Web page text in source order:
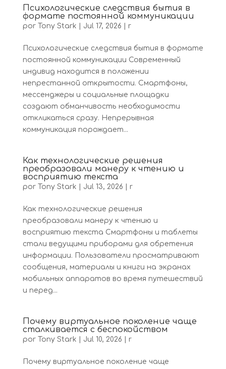
Психологические следствия бытия в
формате постоянной коммуникации
por Tony Stark Jul 17, 2026 r
Психологические следствия бытия в формате
постоянной коммуникации Современный
индивид находится в положении
непрестанной открытости. Смартфоны,
мессенджеры и социальные площадки
создают обманчивость необходимости
откликаться сразу. Непрерывная
коммуникация порождает...
Как технологические решения
преобразовали манеру к чтению и
восприятию текста
por Tony Stark Jul 13, 2026 r
Как технологические решения
преобразовали манеру к чтению и
восприятию текста Смартфоны и таблеты
стали ведущими приборами для обретения
информации. Пользователи просматривают
сообщения, материалы и книги на экранах
мобильных аппаратов во время путешествий
и перед...
Почему виртуальное поколение чаще
сталкивается с беспокойством
por Tony Stark Jul 10, 2026 r
Почему виртуальное поколение чаще